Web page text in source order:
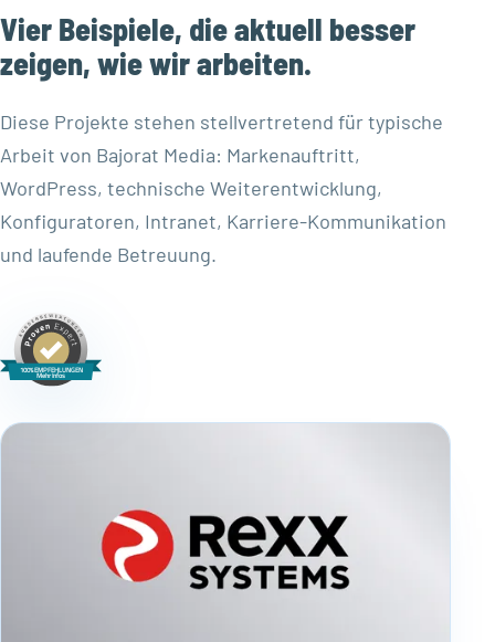
Vier Beispiele, die aktuell besser
zeigen, wie wir arbeiten.
Diese Projekte stehen stellvertretend für typische
Arbeit von Bajorat Media: Markenauftritt,
WordPress, technische Weiterentwicklung,
Konfiguratoren, Intranet, Karriere-Kommunikation
und laufende Betreuung.